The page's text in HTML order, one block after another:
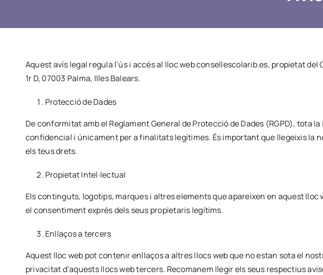
Aquest avís legal regula l’ús i accés al lloc web consellescolarib.es, propietat del
1r D, 07003 Palma, Illes Balears.
Protecció de Dades
De conformitat amb el Reglament General de Protecció de Dades (RGPD), tota
confidencial i únicament per a finalitats legítimes. És important que llegeixis la
els teus drets.
Propietat Intel·lectual
Els continguts, logotips, marques i altres elements que apareixen en aquest
el consentiment exprés dels seus propietaris legítims.
Enllaços a tercers
Aquest lloc web pot contenir enllaços a altres llocs web que no estan sota el
privacitat d’aquests llocs web tercers. Recomanem llegir els seus respectius